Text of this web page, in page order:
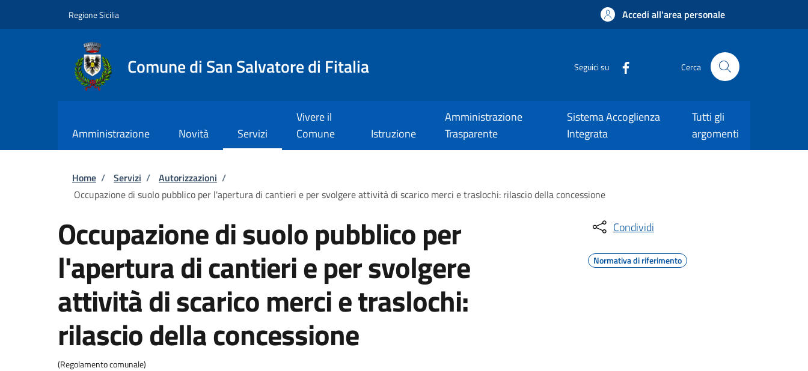
Regione Sicilia Accedi all'area personale
Comune di San Salvatore di Fitalia Seguici su Cerca
Amministrazione Novità Servizi
Vivere il
Comune
Istruzione
Amministrazione
Trasparente
Sistema Accoglienza
Integrata
Tutti gli
argomenti
Briciole di pane
Home / Servizi / Autorizzazioni /
Occupazione di suolo pubblico per l'apertura di cantieri e per svolgere attività di scarico merci e traslochi: rilascio della concessione
Occupazione di suolo pubblico per
l'apertura di cantieri e per svolgere
attività di scarico merci e traslochi:
rilascio della concessione
(Regolamento comunale)
Condividi
Normativa di riferimento